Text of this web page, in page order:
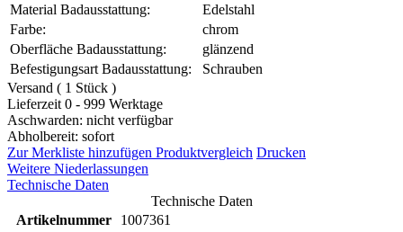
Material Badausstattung:
Edelstahl
Farbe:
chrom
Oberfläche Badausstattung:
glänzend
Befestigungsart Badausstattung:
Schrauben
Versand ( 1 Stück )
Lieferzeit 0 - 999 Werktage
Aschwarden: nicht verfügbar
Abholbereit: sofort
Zur Merkliste hinzufügen Produktvergleich Drucken
Weitere Niederlassungen
Technische Daten
Technische Daten
Artikelnummer
1007361